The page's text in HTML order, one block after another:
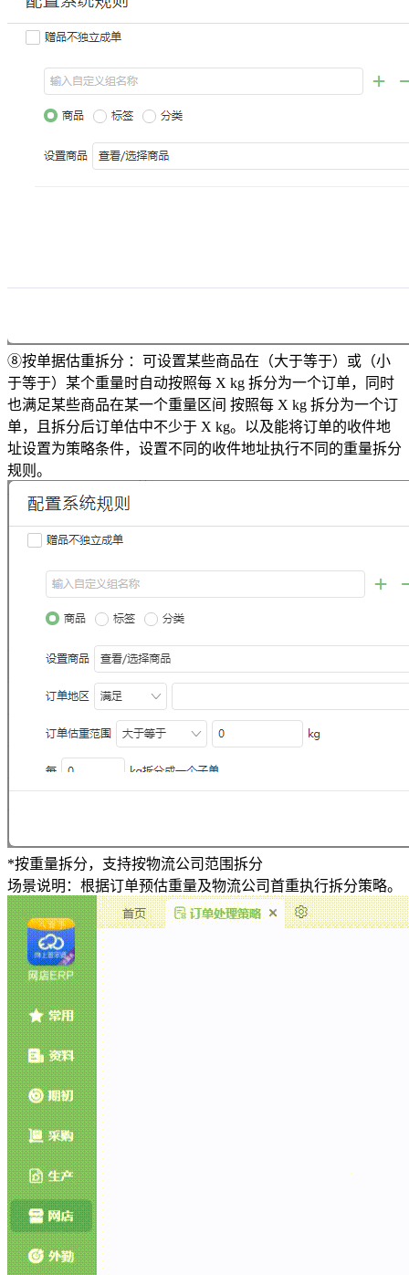
⑧按单据估重拆分 ：可设置某些商品在（大于等于）或（小
于等于）某个重量时自动按照每 X kg 拆分为一个订单，同时
也满足某些商品在某一个重量区间 按照每 X kg 拆分为一个订
单，且拆分后订单估中不少于 X kg。以及能将订单的收件地
址设置为策略条件，设置不同的收件地址执行不同的重量拆分
规则。
*按重量拆分，支持按物流公司范围拆分
场景说明：根据订单预估重量及物流公司首重执行拆分策略。